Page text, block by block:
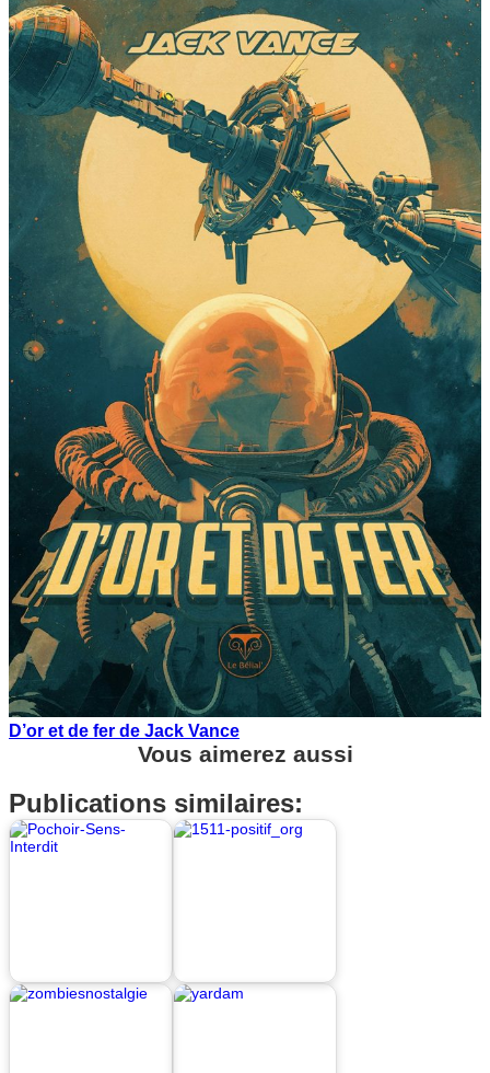
D’or et de fer de Jack Vance
Vous aimerez aussi
Publications similaires: